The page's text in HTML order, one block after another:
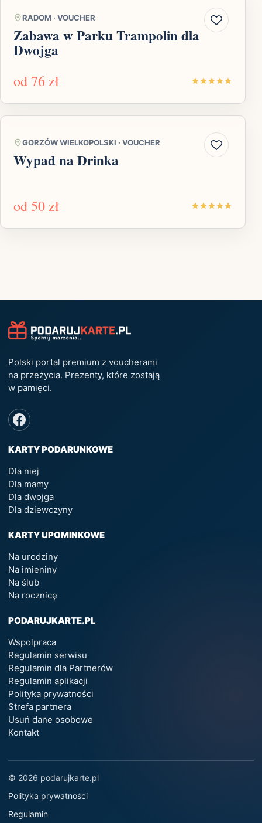
RADOM · VOUCHER
Zabawa w Parku Trampolin dla
Dwojga
od76 zł
GORZÓW WIELKOPOLSKI · VOUCHER
Wypad na Drinka
od 50 zł
Polski portal premium z voucherami
na przeżycia. Prezenty, które zostają
w pamięci.
KARTY PODARUNKOWE
Dla niej
Dla mamy
Dla dwojga
Dla dziewczyny
KARTY UPOMINKOWE
Na urodziny
Na imieniny
Na ślub
Na rocznicę
PODARUJKARTE.PL
Wspolpraca
Regulamin serwisu
Regulamin dla Partnerów
Regulamin aplikacji
Polityka prywatności
Strefa partnera
Usuń dane osobowe
Kontakt
© 2026 podarujkarte.pl
Polityka prywatności
Regulamin